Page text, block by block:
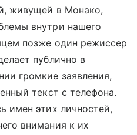
живущей в Монако,
внутри нашего
позже один режиссер
публично в
громкие заявления,
текст с телефона.
имен этих личностей,
внимания к их